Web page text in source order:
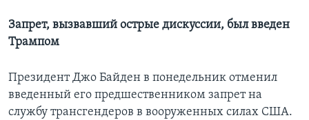
Запрет, вызвавший острые дискуссии, был введен
Трампом
Президент Джо Байден в понедельник отменил
введенный его предшественником запрет на
службу трансгендеров в вооруженных силах США.